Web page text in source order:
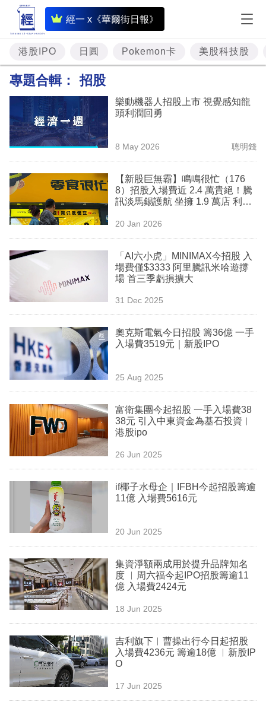
經一 x《華爾街日報》
即
時
財
經
題
投
資
樓
市
理
業
技
職
場
生
時
事
欄
區
港股IPO 日圓 Pokemon卡 美股科技股
專題合輯： 招股
樂動機器人招股上市 視覺感知龍
頭利潤回勇
8 May 2026 聰明錢
【新股巨無霸】鳴鳴很忙（176
8）招股入場費近 2.4 萬貴絕！騰
訊淡馬錫護航 坐擁 1.9 萬店 利潤
20 Jan 2026
「AI六小虎」MINIMAX今招股 入
場費僅$3333 阿里騰訊米哈遊撐
場 首三季虧損擴大
31 Dec 2025
奧克斯電氣今日招股 籌36億 一手
入場費3519元｜新股IPO
25 Aug 2025
富衛集團今起招股 一手入場費38
38元 引入中東資金為基石投資︳
港股ipo
26 Jun 2025
if椰子水母企｜IFBH今起招股籌逾
11億 入場費5616元
20 Jun 2025
集資淨額兩成用於提升品牌知名
度 ︳周六福今起IPO招股籌逾11
億 入場費2424元
18 Jun 2025
吉利旗下︳曹操出行今日起招股
入場費4236元 籌逾18億 ︳新股IP
O
17 Jun 2025